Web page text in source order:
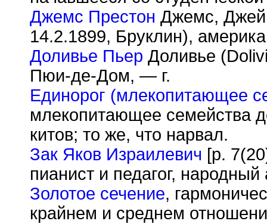
Джемс Престон Джемс,
14.2.1899, Бруклин),
Доливье Пьер Доливье
Пюи-де-Дом, — г.
Единорог (млекопитающее
млекопитающее семейства
китов; то же, что нарвал.
Зак Яков Израилевич [р.
пианист и педагог,
Золотое сечение,
крайнем и среднем